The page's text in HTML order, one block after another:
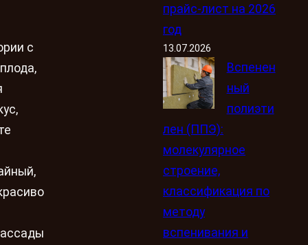
с
прайс-лист на 2026
год
13.07.2026
Вспенен
ный
полиэти
лен (ППЭ):
молекулярное
строение,
классификация по
методу
вспенивания и